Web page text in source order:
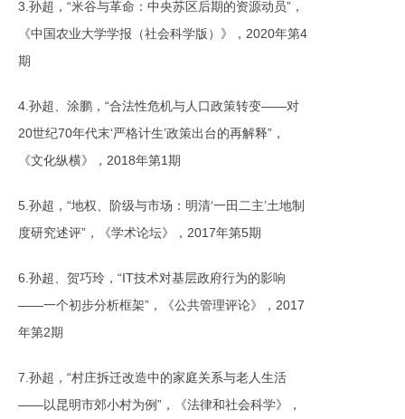
3.孙超，“米谷与革命：中央苏区后期的资源动员”，
《中国农业大学学报（社会科学版）》，2020年第4
期
4.孙超、涂鹏，“合法性危机与人口政策转变——对
20世纪70年代末‘严格计生’政策出台的再解释”，
《文化纵横》，2018年第1期
5.孙超，“地权、阶级与市场：明清‘一田二主’土地制
度研究述评”，《学术论坛》，2017年第5期
6.孙超、贺巧玲，“IT技术对基层政府行为的影响
——一个初步分析框架”，《公共管理评论》，2017
年第2期
7.孙超，“村庄拆迁改造中的家庭关系与老人生活
——以昆明市郊小村为例”，《法律和社会科学》，